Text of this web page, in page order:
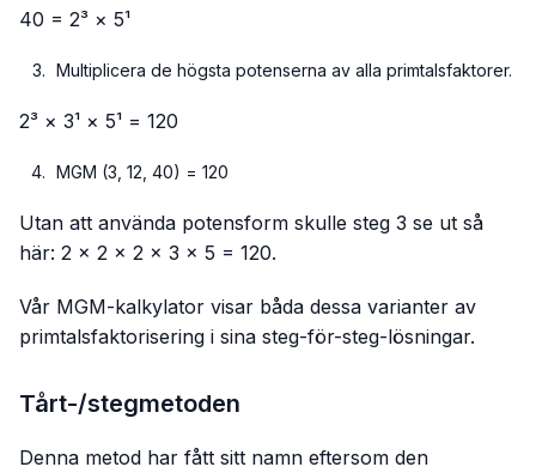
40 = 2³ × 5¹
Multiplicera de högsta potenserna av alla primtalsfaktorer.
2³ × 3¹ × 5¹ = 120
MGM (3, 12, 40) = 120
Utan att använda potensform skulle steg 3 se ut så
här: 2 × 2 × 2 × 3 × 5 = 120.
Vår MGM-kalkylator visar båda dessa varianter av
primtalsfaktorisering i sina steg-för-steg-lösningar.
Tårt-/stegmetoden
Denna metod har fått sitt namn eftersom den